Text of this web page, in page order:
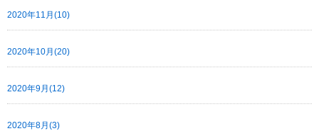
2020年11月(10)
2020年10月(20)
2020年9月(12)
2020年8月(3)